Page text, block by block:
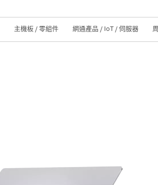
主機板 / 零組件 網通產品 / IoT / 伺服器